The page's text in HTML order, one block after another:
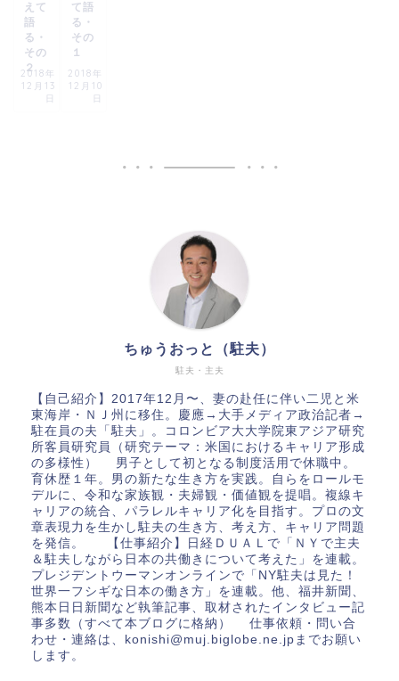
えて
語
る・
その
２
2018年
12月13
日
て語
る・
その
１
2018年
12月10
日
駐夫・主夫
ちゅうおっと（駐夫）
【自己紹介】2017年12月〜、妻の赴任に伴い二児と米
東海岸・ＮＪ州に移住。慶應→大手メディア政治記者→
駐在員の夫「駐夫」。コロンビア大大学院東アジア研究
所客員研究員（研究テーマ：米国におけるキャリア形成
の多様性） 男子として初となる制度活用で休職中。
育休歴１年。男の新たな生き方を実践。自らをロールモ
デルに、令和な家族観・夫婦観・価値観を提唱。複線キ
ャリアの統合、パラレルキャリア化を目指す。プロの文
章表現力を生かし駐夫の生き方、考え方、キャリア問題
を発信。 【仕事紹介】日経ＤＵＡＬで「ＮＹで主夫
＆駐夫しながら日本の共働きについて考えた」を連載。
プレジデントウーマンオンラインで「NY駐夫は見た！
世界一フシギな日本の働き方」を連載。他、福井新聞、
熊本日日新聞など執筆記事、取材されたインタビュー記
事多数（すべて本ブログに格納） 仕事依頼・問い合
わせ・連絡は、konishi@muj.biglobe.ne.jpまでお願い
します。